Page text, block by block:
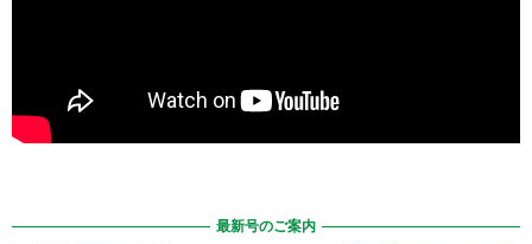
最新号のご案内